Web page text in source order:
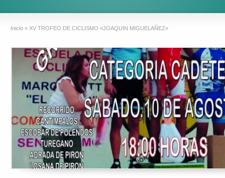
Inicio » XV TROFEO DE CICLISMO «JOAQUIN MIGUELAÑEZ»